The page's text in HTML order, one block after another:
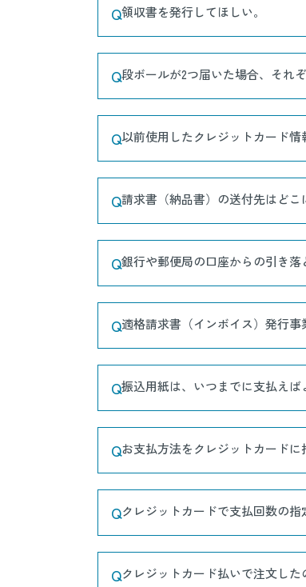
Q領収書を発行してほしい。
Q段ボールが2つ届いた場合、それ
Q以前使用したクレジットカード
Q請求書（納品書）の送付先はどこ
Q銀行や郵便局の口座からの引き落
Q適格請求書（インボイス）発行事
Q振込用紙は、いつまでに支払えば
Qお支払方法をクレジットカード
Qクレジットカードで支払回数の指
Qクレジットカード払いで注文した